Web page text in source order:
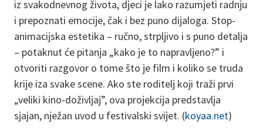
iz svakodnevnog života, djeci je lako razumjeti radnju
i prepoznati emocije, čak i bez puno dijaloga. Stop-
animacijska estetika – ručno, strpljivo i s puno detalja
– potaknut će pitanja „kako je to napravljeno?” i
otvoriti razgovor o tome što je film i koliko se truda
krije iza svake scene. Ako ste roditelj koji traži prvi
„veliki kino-doživljaj”, ova projekcija predstavlja
sjajan, nježan uvod u festivalski svijet. (koyaa.net)